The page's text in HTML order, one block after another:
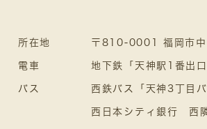
所在地 〒810-0001 福岡市
電車 地下鉄「天神駅1番出
バス 西鉄バス「天神3丁目
西日本シティ銀行 西